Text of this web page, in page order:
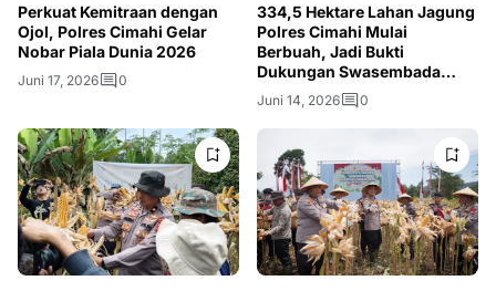
Perkuat Kemitraan dengan
Ojol, Polres Cimahi Gelar
Nobar Piala Dunia 2026
Juni 17, 2026 0
334,5 Hektare Lahan Jagung
Polres Cimahi Mulai
Berbuah, Jadi Bukti
Dukungan Swasembada
Pangan Nasional
Juni 14, 2026 0